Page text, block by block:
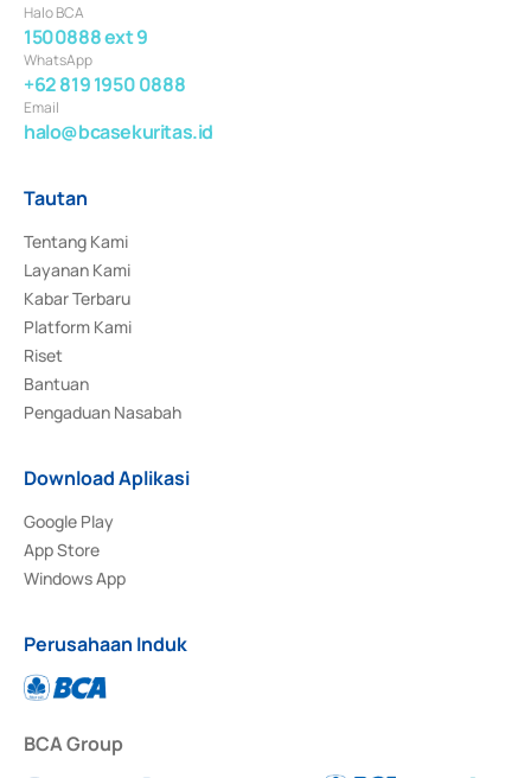
Halo BCA
1500888 ext 9
WhatsApp
+62 819 1950 0888
Email
halo@bcasekuritas.id
Tautan
Tentang Kami
Layanan Kami
Kabar Terbaru
Platform Kami
Riset
Bantuan
Pengaduan Nasabah
Download Aplikasi
Google Play
App Store
Windows App
Perusahaan Induk
BCA Group